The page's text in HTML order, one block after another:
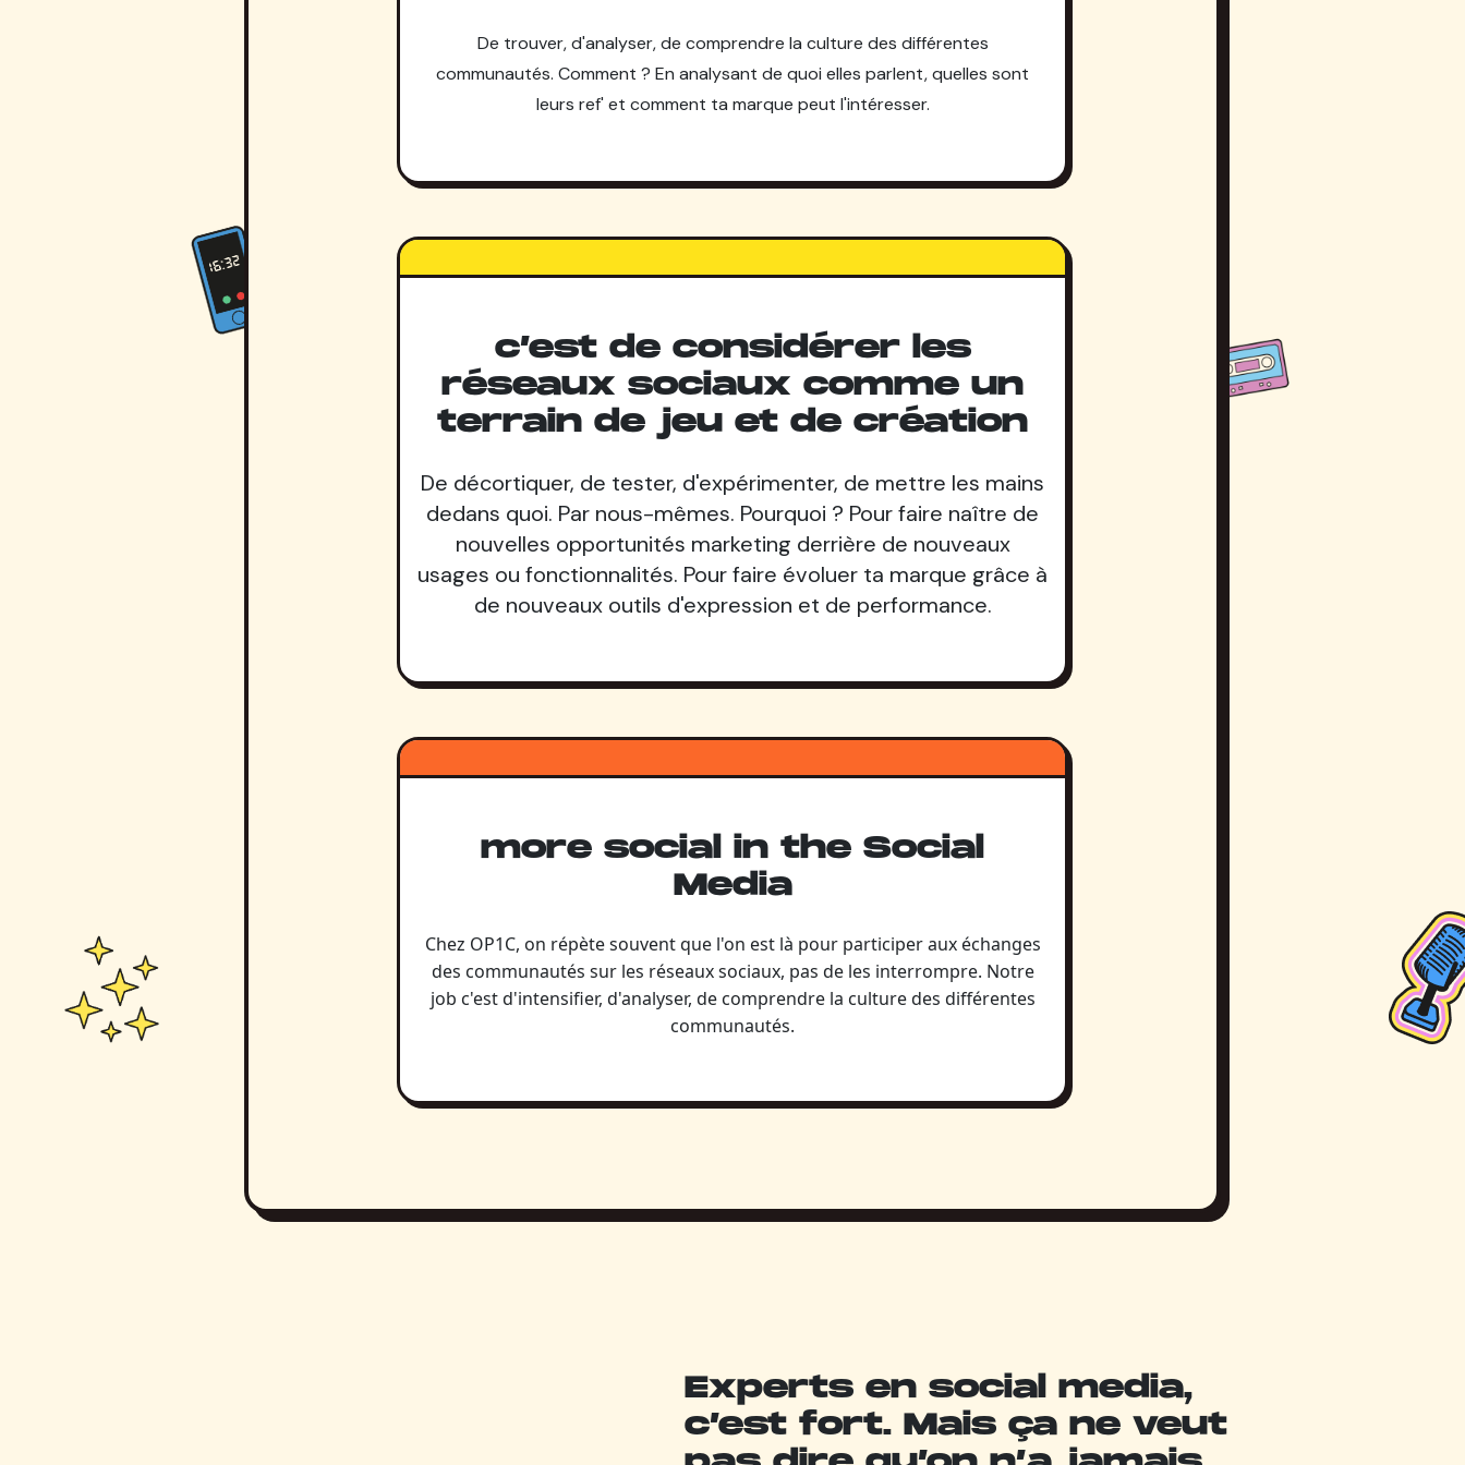
De trouver, d'analyser, de comprendre la culture des différentes
communautés. Comment ? En analysant de quoi elles parlent, quelles sont
leurs ref' et comment ta marque peut l'intéresser.
c’est de considérer les
réseaux sociaux comme un
terrain de jeu et de création
De décortiquer, de tester, d'expérimenter, de mettre les mains
dedans quoi. Par nous-mêmes. Pourquoi ? Pour faire naître de
nouvelles opportunités marketing derrière de nouveaux
usages ou fonctionnalités. Pour faire évoluer ta marque grâce à
de nouveaux outils d'expression et de performance.
more social in the Social
Media
Chez OP1C, on répète souvent que l'on est là pour participer aux échanges
des communautés sur les réseaux sociaux, pas de les interrompre. Notre
job c'est d'intensifier, d'analyser, de comprendre la culture des différentes
communautés.
Experts en social media,
c’est fort. Mais ça ne veut